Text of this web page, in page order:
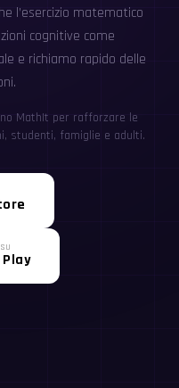
l’esercizio matematico
cognitive come
e richiamo rapido delle
MathIt per rafforzare le
studenti, famiglie e adulti.